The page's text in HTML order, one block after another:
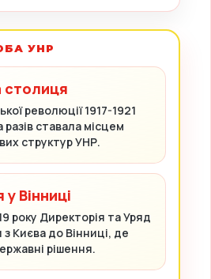
УНР
столиця
революції 1917-1921
разів ставала місцем
структур УНР.
Вінниці
року Директорія та Уряд
Києва до Вінниці, де
рішення.